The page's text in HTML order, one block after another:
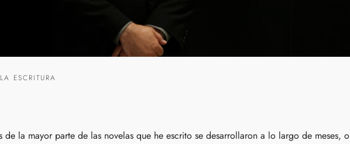
ESCRITURA
de la mayor parte de las novelas que he escrito se desarrollaron a lo largo de meses, o